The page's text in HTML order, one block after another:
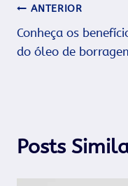
Navegação
de
ANTERIOR
Conheça os
do óleo de
Posts